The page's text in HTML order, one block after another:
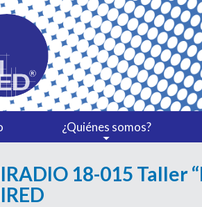
¿Quiénes somos?
18-015 Taller